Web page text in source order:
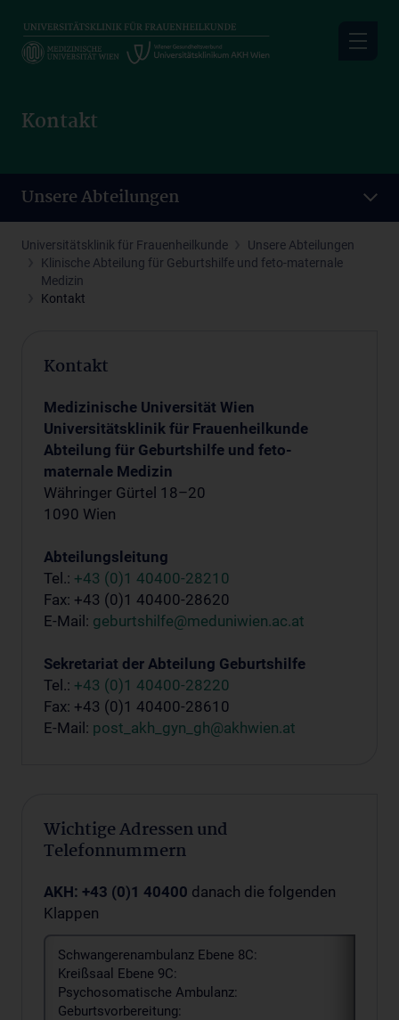
main
Kontakt
Unsere Abteilungen
Universitätsklinik für Frauenheilkunde
Unsere Abteilungen
Klinische Abteilung für Geburtshilfe und feto-maternale
Medizin
Kontakt
Kontakt
Medizinische Universität Wien
Universitätsklinik für Frauenheilkunde
Abteilung für Geburtshilfe und feto-
maternale Medizin
Währinger Gürtel 18–20
1090 Wien
Abteilungsleitung
Tel.: +43 (0)1 40400-28210
Fax: +43 (0)1 40400-28620
E-Mail: geburtshilfe@meduniwien.ac.at
Sekretariat der Abteilung Geburtshilfe
Tel.: +43 (0)1 40400-28220
Fax: +43 (0)1 40400-28610
E-Mail: post_akh_gyn_gh@akhwien.at
Wichtige Adressen und
Telefonnummern
AKH: +43 (0)1 40400 danach die folgenden
Klappen
Schwangerenambulanz Ebene 8C:
Kreißsaal Ebene 9C:
Psychosomatische Ambulanz:
Geburtsvorbereitung: